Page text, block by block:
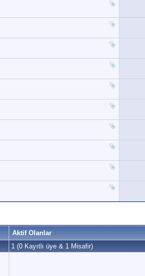
Aktif Olanlar
1 (0 Kayıtlı üye & 1 Misafir)